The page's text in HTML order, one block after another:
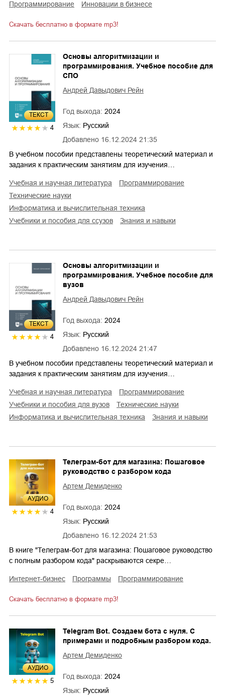
программирование инновации в бизнесе
Скачать бесплатно в формате mp3!
ТЕКСТ
4
Добавлено 16.12.2024 21:35
Основы алгоритмизации и
программирования. Учебное пособие для
СПО
Андрей Давыдович Рейн
Год выхода: 2024
Язык: Русский
В учебном пособии представлены теоретический материал и
задания к практическим занятиям для изучения…
учебная и научная литература
программирование
технические науки
информатика и вычислительная техника
учебники и пособия для ссузов
знания и навыки
ТЕКСТ
4
Добавлено 16.12.2024 21:47
Основы алгоритмизации и
программирования. Учебное пособие для
вузов
Андрей Давыдович Рейн
Год выхода: 2024
Язык: Русский
В учебном пособии представлены теоретический материал и
задания к практическим занятиям для изучения…
учебная и научная литература
программирование
учебники и пособия для вузов
технические науки
информатика и вычислительная техника
знания и навыки
AУДИО
4
Добавлено 16.12.2024 21:53
Телеграм-бот для магазина: Пошаговое
руководство с разбором кода
Артем Демиденко
Год выхода: 2024
Язык: Русский
В книге "Телеграм-бот для магазина: Пошаговое руководство
с полным разбором кода" раскрываются секре…
интернет-бизнес программы программирование
Скачать бесплатно в формате mp3!
AУДИО
5
Telegram Bot. Создаем бота с нуля. С
примерами и подробным разбором кода.
Артем Демиденко
Год выхода: 2024
Язык: Русский